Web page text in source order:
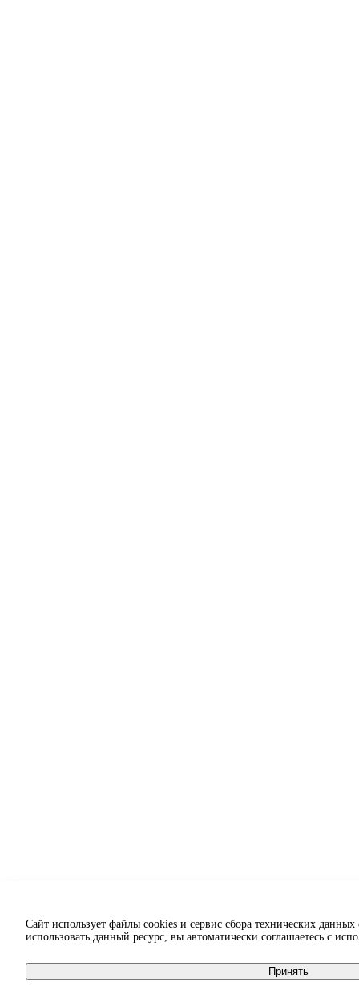
Сайт использует файлы cookies и сервис сбора технических
использовать данный ресурс, вы автоматически соглашаетесь с
Принять